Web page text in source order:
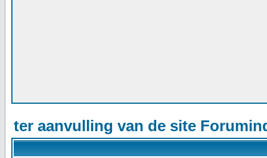
ter aanvulling van de site